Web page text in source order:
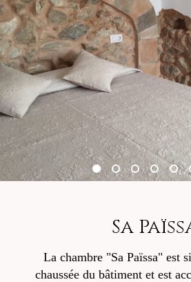
Sa
La chambre "Sa Païssa" est
chaussée du bâtiment et est